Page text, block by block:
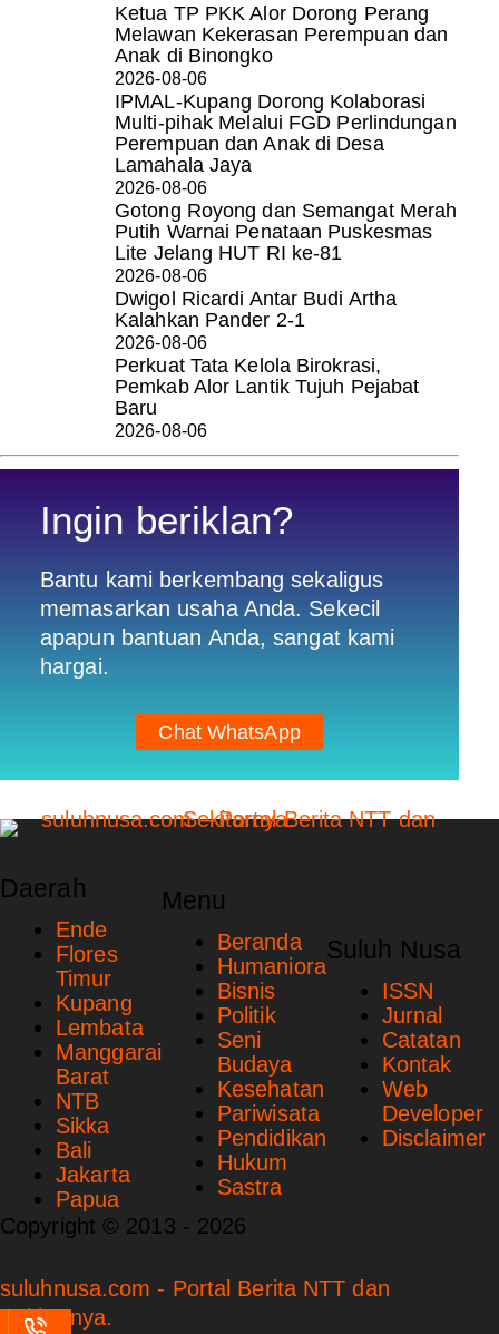
Ketua TP PKK Alor Dorong Perang
Melawan Kekerasan Perempuan dan
Anak di Binongko
2026-08-06
IPMAL-Kupang Dorong Kolaborasi
Multi-pihak Melalui FGD Perlindungan
Perempuan dan Anak di Desa
Lamahala Jaya
2026-08-06
Gotong Royong dan Semangat Merah
Putih Warnai Penataan Puskesmas
Lite Jelang HUT RI ke-81
2026-08-06
Dwigol Ricardi Antar Budi Artha
Kalahkan Pander 2-1
2026-08-06
Perkuat Tata Kelola Birokrasi,
Pemkab Alor Lantik Tujuh Pejabat
Baru
2026-08-06
Ingin beriklan?
Bantu kami berkembang sekaligus
memasarkan usaha Anda. Sekecil
apapun bantuan Anda, sangat kami
hargai.
Chat WhatsApp
Daerah
Ende
Flores
Timur
Kupang
Lembata
Manggarai
Barat
NTB
Sikka
Bali
Jakarta
Papua
Menu
Beranda
Humaniora
Bisnis
Politik
Seni
Budaya
Kesehatan
Pariwisata
Pendidikan
Hukum
Sastra
Suluh Nusa
ISSN
Jurnal
Catatan
Kontak
Web
Developer
Disclaimer
Copyright © 2013 - 2026
suluhnusa.com - Portal Berita NTT dan
Sekitarnya.